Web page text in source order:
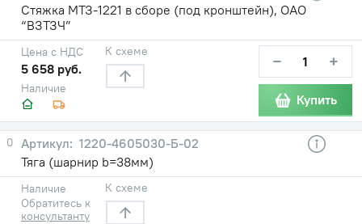
Стяжка МТЗ-1221 в сборе (под кронштейн), ОАО
“ВЗТЗЧ”
Наличие
Цена с НДС
5 658 руб.
К схеме − +
Купить
0
1220-4605030-Б-02
Тяга (шарнир b=38мм)
Наличие
Обратитесь к
консультанту
К схеме